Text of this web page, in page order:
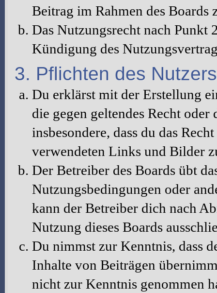
Beitrag im Rahmen des Boards
Das Nutzungsrecht nach Punkt
Kündigung des
3. Pflichten des Nutzers
Du erklärst mit der Erstellung
die gegen geltendes Recht
insbesondere, dass du das
verwendeten Links und Bilder
Der Betreiber des Boards übt
Nutzungsbedingungen oder
kann der Betreiber dich nach
Nutzung dieses Boards
Du nimmst zur Kenntnis, dass
Inhalte von Beiträgen
nicht zur Kenntnis genommen